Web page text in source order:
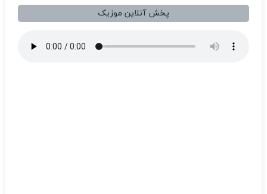
پخش آنلاین موزیک